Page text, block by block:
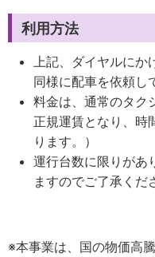
利用方法
上記、ダイヤルに
同様に配車を依頼し
料金は、通常のタク
正規運賃となり、時
ります。）
運行台数に限りがあ
ますのでご了承くだ
※本事業は、国の物価高